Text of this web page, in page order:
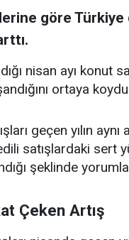
göre
nisan ayı konut
ortaya
geçen yılın
satışlardaki sert
şeklinde
Çeken Artış